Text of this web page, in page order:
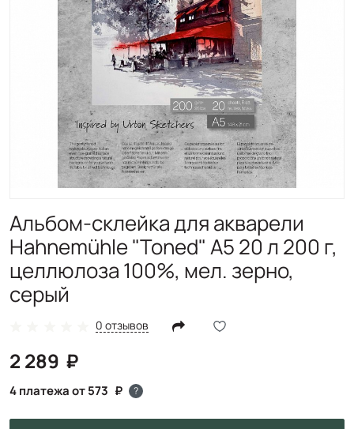
Альбом-склейка для акварели
Hahnemühle "Toned" А5 20 л 200 г,
целлюлоза 100%, мел. зерно,
серый
0 отзывов
2 289
4 платежа от 573 ?